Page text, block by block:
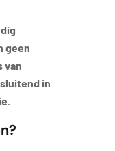
geen
van
in